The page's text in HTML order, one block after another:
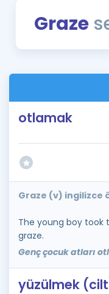
Blog
İngilizce
Graze
otlamak
Graze (v) ingilizce
The young boy took
graze.
Genç çocuk atları
yüzülmek